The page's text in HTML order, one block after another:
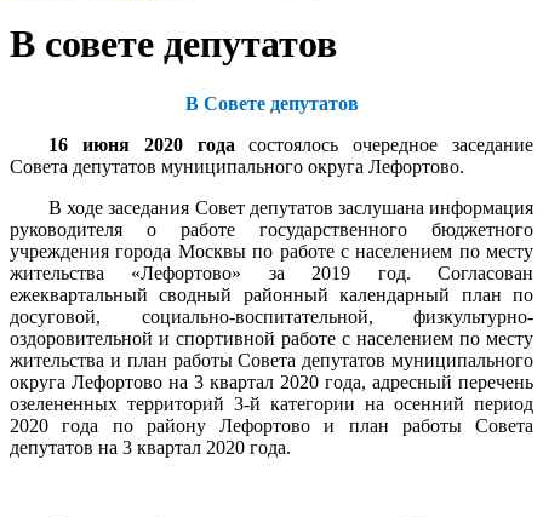
В совете депутатов
В Совете депутатов
16 июня 2020 года состоялось очередное заседание
Совета депутатов муниципального округа Лефортово.
В ходе заседания Совет депутатов заслушана информация
руководителя о работе государственного бюджетного
учреждения города Москвы по работе с населением по месту
жительства «Лефортово» за 2019 год. Согласован
ежеквартальный сводный районный календарный план по
досуговой, социально-воспитательной, физкультурно-
оздоровительной и спортивной работе с населением по месту
жительства и план работы Совета депутатов муниципального
округа Лефортово на 3 квартал 2020 года, адресный перечень
озелененных территорий 3-й категории на осенний период
2020 года по району Лефортово и план работы Совета
депутатов на 3 квартал 2020 года.